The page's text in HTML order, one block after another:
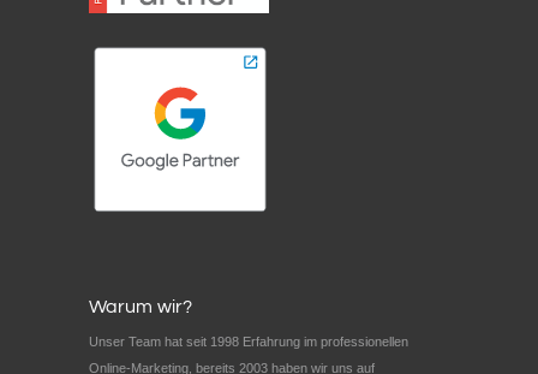
Warum wir?
Unser Team hat seit 1998 Erfahrung im professionellen
Online-Marketing, bereits 2003 haben wir uns auf